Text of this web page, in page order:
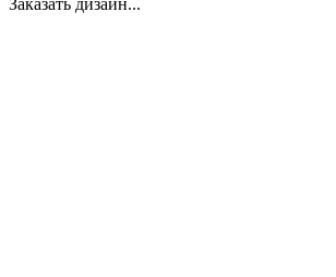
Заказать дизайн...